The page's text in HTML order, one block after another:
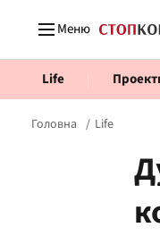
Меню
Life
Головна Life